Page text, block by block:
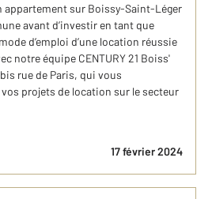
appartement sur Boissy-Saint-Léger
avant d’investir en tant que
d’emploi d’une location réussie
notre équipe CENTURY 21 Boiss'
rue de Paris, qui vous
projets de location sur le secteur
17 février 2024